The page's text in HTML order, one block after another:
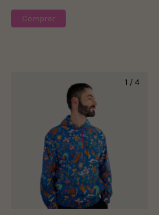
Comprar
1 / 4